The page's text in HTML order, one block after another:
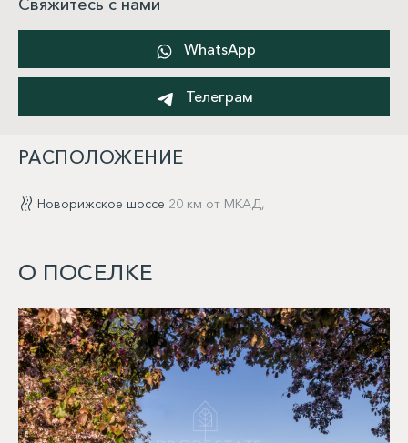
Свяжитесь с нами
WhatsApp
Телеграм
РАСПОЛОЖЕНИЕ
Новорижское шоссе 20 км от МКАД,
О ПОСЕЛКЕ